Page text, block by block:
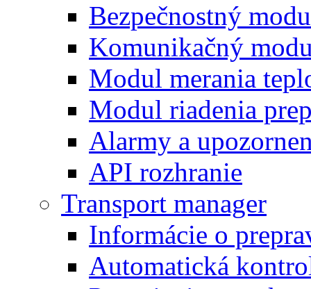
Bezpečnostný
Komunikačný
Modul merania
Modul riadenia
Alarmy a
API rozhranie
Transport manager
Informácie o
Automatická